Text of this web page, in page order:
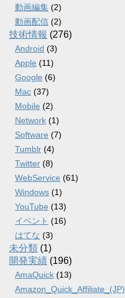
動画編集 (2)
動画配信 (2)
技術情報 (276)
Android (3)
Apple (11)
Google (6)
Mac (37)
Mobile (2)
Network (1)
Software (7)
Tumblr (4)
Twitter (8)
WebService (61)
Windows (1)
YouTube (13)
イベント (16)
はてな (3)
未分類 (1)
開発実績 (196)
AmaQuick (13)
Amazon_Quick_Affiliate_(JP)